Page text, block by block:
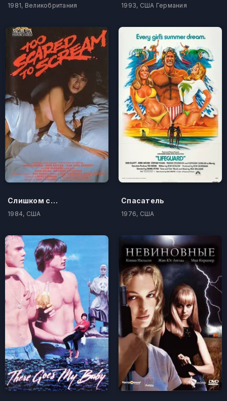
1981, Великобритания 1993, США Германия
Слишком страшно, чтобы кричать
1984, США
Спасатель
1976, США